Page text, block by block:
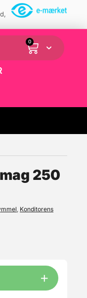
0
☓
250
, Konditorens